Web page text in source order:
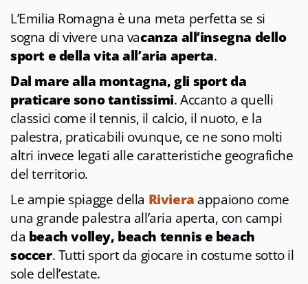
L’Emilia Romagna è una meta perfetta se si
sogna di vivere una vacanza all’insegna dello
sport e della vita all’aria aperta.
Dal mare alla montagna, gli sport da
praticare sono tantissimi. Accanto a quelli
classici come il tennis, il calcio, il nuoto, e la
palestra, praticabili ovunque, ce ne sono molti
altri invece legati alle caratteristiche geografiche
del territorio.
Le ampie spiagge della Riviera appaiono come
una grande palestra all’aria aperta, con campi
da beach volley, beach tennis e beach
soccer. Tutti sport da giocare in costume sotto il
sole dell’estate.